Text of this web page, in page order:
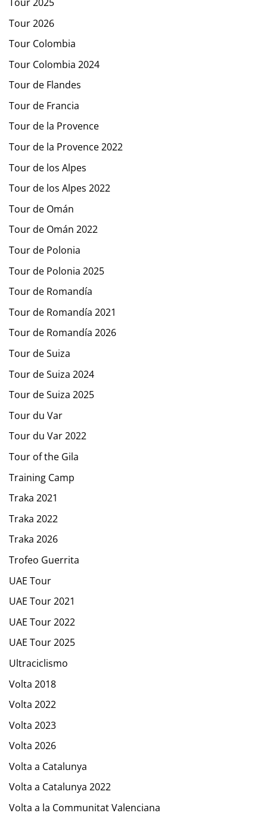
Tour 2026
Tour Colombia
Tour Colombia 2024
Tour de Flandes
Tour de Francia
Tour de la Provence
Tour de la Provence 2022
Tour de los Alpes
Tour de los Alpes 2022
Tour de Omán
Tour de Omán 2022
Tour de Polonia
Tour de Polonia 2025
Tour de Romandía
Tour de Romandía 2021
Tour de Romandía 2026
Tour de Suiza
Tour de Suiza 2024
Tour de Suiza 2025
Tour du Var
Tour du Var 2022
Tour of the Gila
Training Camp
Traka 2021
Traka 2022
Traka 2026
Trofeo Guerrita
UAE Tour
UAE Tour 2021
UAE Tour 2022
UAE Tour 2025
Ultraciclismo
Volta 2018
Volta 2022
Volta 2023
Volta 2026
Volta a Catalunya
Volta a Catalunya 2022
Volta a la Communitat Valenciana